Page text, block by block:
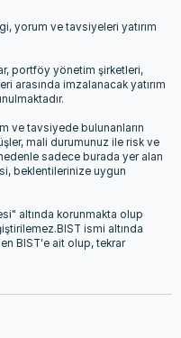
yorum ve tavsiyeleri yatırım
portföy yönetim şirketleri,
arasında imzalanacak yatırım
ve tavsiyede bulunanların
mali durumunuz ile risk ve
sadece burada yer alan
beklentilerinize uygun
altında korunmakta olup
ismi altında
BIST'e ait olup, tekrar